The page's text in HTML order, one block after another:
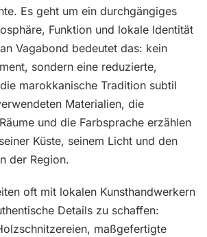
Es geht um ein durchgängiges
Funktion und lokale Identität
Vagabond bedeutet das: kein
sondern eine reduzierte,
marokkanische Tradition subtil
Materialien, die
und die Farbsprache erzählen
Küste, seinem Licht und den
der Region.
oft mit lokalen Kunsthandwerkern
Details zu schaffen:
maßgefertigte